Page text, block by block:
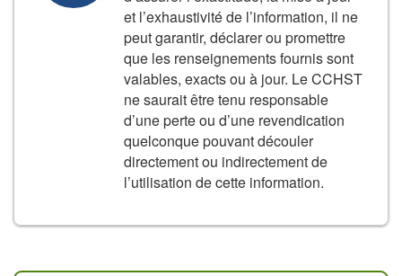
et l’exhaustivité de l’information, il ne
peut garantir, déclarer ou promettre
que les renseignements fournis sont
valables, exacts ou à jour. Le CCHST
ne saurait être tenu responsable
d’une perte ou d’une revendication
quelconque pouvant découler
directement ou indirectement de
l’utilisation de cette information.